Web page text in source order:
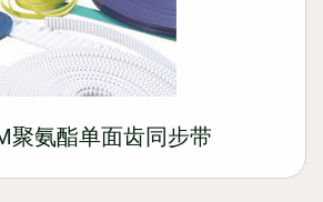
聚氨酯单面齿同步带